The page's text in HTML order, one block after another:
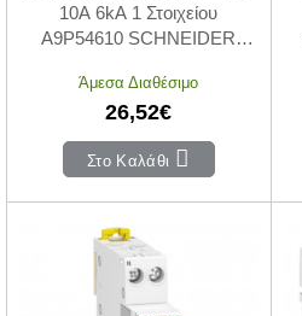
10A 6kA 1 Στοιχείου
A9P54610 SCHNEIDER
Άμεσα Διαθέσιμο
26,52€
Στο Καλάθι